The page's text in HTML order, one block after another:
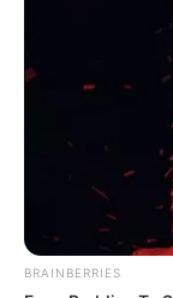
βίαιη παύση
BRAINBERRIES